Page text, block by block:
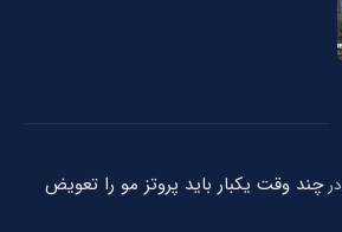
درچند وقت یکبار باید پروتز مو را تعویض